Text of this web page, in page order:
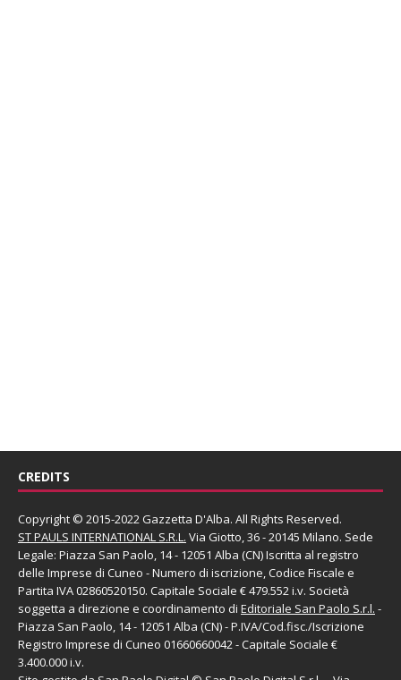
CREDITS
Copyright © 2015-2022 Gazzetta D'Alba. All Rights Reserved.
ST PAULS INTERNATIONAL S.R.L. Via Giotto, 36 - 20145 Milano. Sede
Legale: Piazza San Paolo, 14 - 12051 Alba (CN) Iscritta al registro
delle Imprese di Cuneo - Numero di iscrizione, Codice Fiscale e
Partita IVA 02860520150. Capitale Sociale € 479.552 i.v. Società
soggetta a direzione e coordinamento di Editoriale San Paolo S.r.l. -
Piazza San Paolo, 14 - 12051 Alba (CN) - P.IVA/Cod.fisc./Iscrizione
Registro Imprese di Cuneo 01660660042 - Capitale Sociale €
3.400.000 i.v.